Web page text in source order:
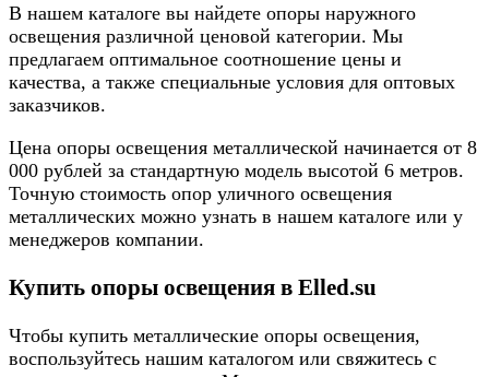
В нашем каталоге вы найдете опоры наружного
освещения различной ценовой категории. Мы
предлагаем оптимальное соотношение цены и
качества, а также специальные условия для оптовых
заказчиков.
Цена опоры освещения металлической начинается от 8
000 рублей за стандартную модель высотой 6 метров.
Точную стоимость опор уличного освещения
металлических можно узнать в нашем каталоге или у
менеджеров компании.
Купить опоры освещения в Elled.su
Чтобы купить металлические опоры освещения,
воспользуйтесь нашим каталогом или свяжитесь с